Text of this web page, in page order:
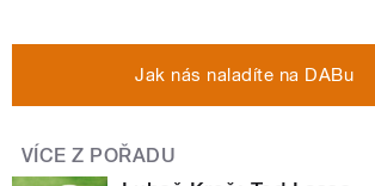
Jak nás naladíte na DABu
VÍCE Z POŘADU